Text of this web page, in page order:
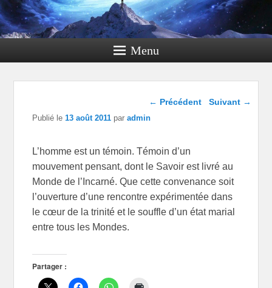
Menu
Navigation dans les
← Précédent Suivant →
Publié le13 août 2011 paradmin
L’homme est un témoin. Témoin d’un
mouvement pensant, dont le Savoir est livré au
Monde de l’Incarné. Que cette convenance soit
l’ouverture d’une rencontre expérimentée dans
le cœur de la trinité et le souffle d’un état marial
entre tous les Mondes.
Partager :